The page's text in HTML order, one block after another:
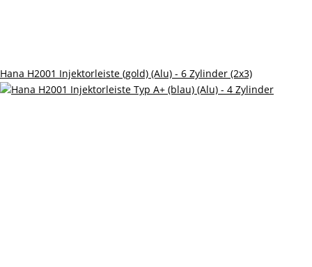
Hana H2001 Injektorleiste (gold) (Alu) - 6 Zylinder (2x3)